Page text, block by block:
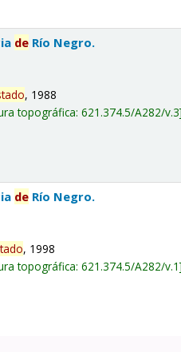
de Río Negro.
, 1988
topográfica:621.374.5/A282/v.3
de Río Negro.
, 1998
topográfica:621.374.5/A282/v.1